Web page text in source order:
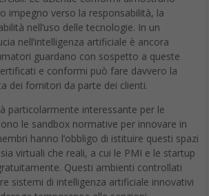
impegno verso la responsabilità, la
nell’uso delle tecnologie. In un
nell’intelligenza artificiale è ancora
guardano con sospetto a queste
e conformi può fare davvero la
dei fornitori da parte dei clienti.
particolarmente interessante per le
le sandbox normative per innovare in
hanno l’obbligo di istituire questi spazi
virtuali che reali, a cui le PMI e le startup
Questi ambienti controllati
sistemi di intelligenza artificiale innovativi